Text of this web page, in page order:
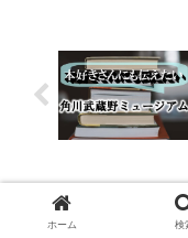
フサキリゾートはどん
泊した感想をご紹介!
ホーム 検